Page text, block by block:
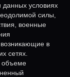
данных условиях
силы,
военные
возникающие в
сетях.
объеме